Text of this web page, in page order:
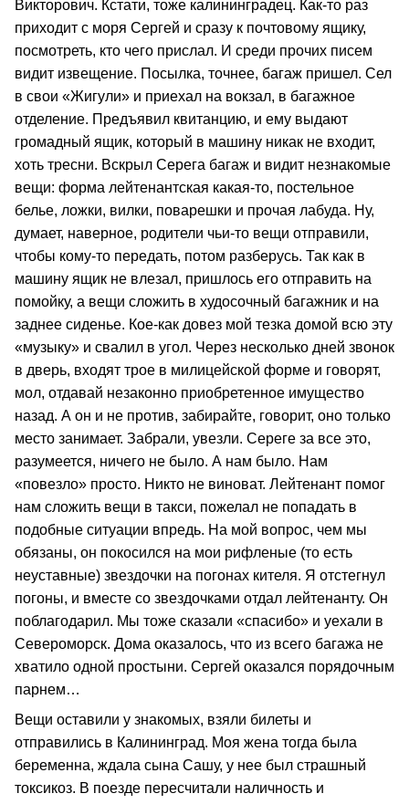
Викторович. Кстати, тоже калининградец. Как-то раз
приходит с моря Сергей и сразу к почтовому ящику,
посмотреть, кто чего прислал. И среди прочих писем
видит извещение. Посылка, точнее, багаж пришел. Сел
в свои «Жигули» и приехал на вокзал, в багажное
отделение. Предъявил квитанцию, и ему выдают
громадный ящик, который в машину никак не входит,
хоть тресни. Вскрыл Серега багаж и видит незнакомые
вещи: форма лейтенантская какая-то, постельное
белье, ложки, вилки, поварешки и прочая лабуда. Ну,
думает, наверное, родители чьи-то вещи отправили,
чтобы кому-то передать, потом разберусь. Так как в
машину ящик не влезал, пришлось его отправить на
помойку, а вещи сложить в худосочный багажник и на
заднее сиденье. Кое-как довез мой тезка домой всю эту
«музыку» и свалил в угол. Через несколько дней звонок
в дверь, входят трое в милицейской форме и говорят,
мол, отдавай незаконно приобретенное имущество
назад. А он и не против, забирайте, говорит, оно только
место занимает. Забрали, увезли. Сереге за все это,
разумеется, ничего не было. А нам было. Нам
«повезло» просто. Никто не виноват. Лейтенант помог
нам сложить вещи в такси, пожелал не попадать в
подобные ситуации впредь. На мой вопрос, чем мы
обязаны, он покосился на мои рифленые (то есть
неуставные) звездочки на погонах кителя. Я отстегнул
погоны, и вместе со звездочками отдал лейтенанту. Он
поблагодарил. Мы тоже сказали «спасибо» и уехали в
Североморск. Дома оказалось, что из всего багажа не
хватило одной простыни. Сергей оказался порядочным
парнем…
Вещи оставили у знакомых, взяли билеты и
отправились в Калининград. Моя жена тогда была
беременна, ждала сына Сашу, у нее был страшный
токсикоз. В поезде пересчитали наличность и